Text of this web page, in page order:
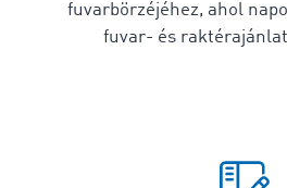
fuvarbörzéjéhez, ahol
fuvar- és